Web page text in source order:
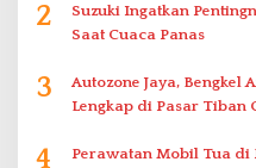
2
Suzuki Ingatkan
Saat Cuaca Panas
3
Autozone Jaya, Bengkel
Lengkap di Pasar Tiban
4
Perawatan Mobil Tua di